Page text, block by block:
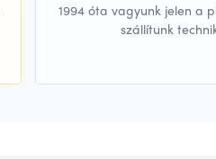
1994 óta vagyunk jelen a
szállítunk